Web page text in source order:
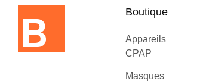
Boutique
Appareils
CPAP
Masques